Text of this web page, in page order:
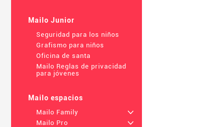
Mailo Junior
Seguridad para los niños
Grafismo para niños
Oficina de santa
Mailo Reglas de privacidad
para jóvenes
Mailo espacios
Mailo Family
+
Mailo Pro
+